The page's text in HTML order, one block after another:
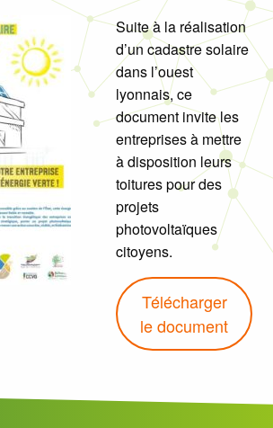
Suite à la réalisation
d’un cadastre solaire
dans l’ouest
lyonnais, ce
document invite les
entreprises à mettre
à disposition leurs
toitures pour des
projets
photovoltaïques
citoyens.
Télécharger
le document